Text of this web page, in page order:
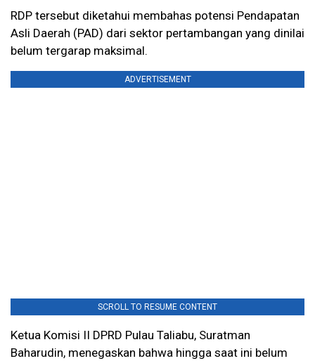
RDP tersebut diketahui membahas potensi Pendapatan
Asli Daerah (PAD) dari sektor pertambangan yang dinilai
belum tergarap maksimal.
ADVERTISEMENT
SCROLL TO RESUME CONTENT
Ketua Komisi II DPRD Pulau Taliabu, Suratman
Baharudin, menegaskan bahwa hingga saat ini belum